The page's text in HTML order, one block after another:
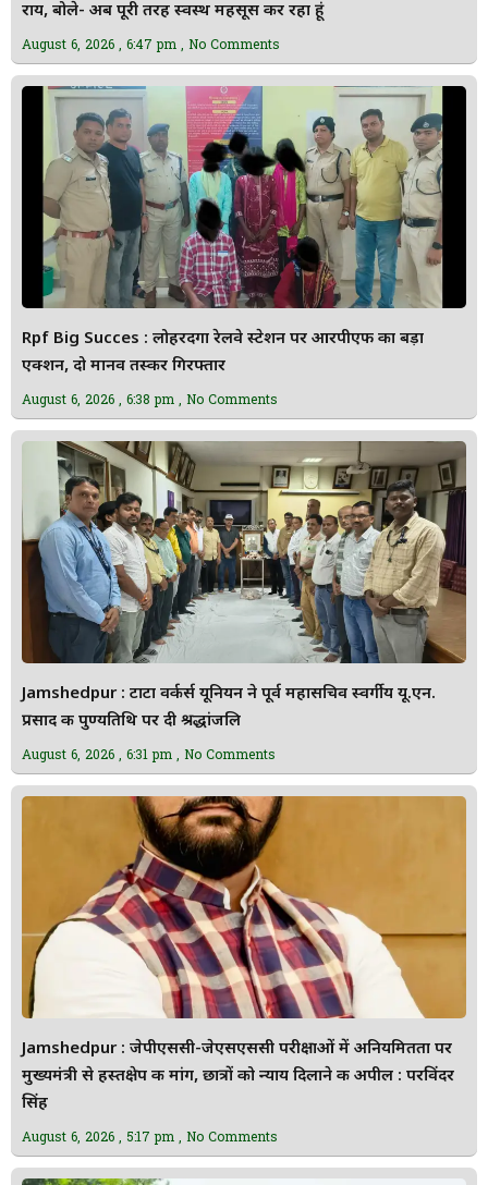
राय, बोले- अब पूरी तरह स्वस्थ महसूस कर रहा हूं
August 6, 2026 6:47 pm No Comments
Rpf Big Succes : लोहरदगा रेलवे स्टेशन पर आरपीएफ का बड़ा
एक्शन, दो मानव तस्कर गिरफ्तार
August 6, 2026 6:38 pm No Comments
Jamshedpur : टाटा वर्कर्स यूनियन ने पूर्व महासचिव स्वर्गीय यू.एन.
प्रसाद की पुण्यतिथि पर दी श्रद्धांजलि
August 6, 2026 6:31 pm No Comments
Jamshedpur : जेपीएससी-जेएसएससी परीक्षाओं में अनियमितता पर
मुख्यमंत्री से हस्तक्षेप की मांग, छात्रों को न्याय दिलाने की अपील : परविंदर
सिंह
August 6, 2026 5:17 pm No Comments